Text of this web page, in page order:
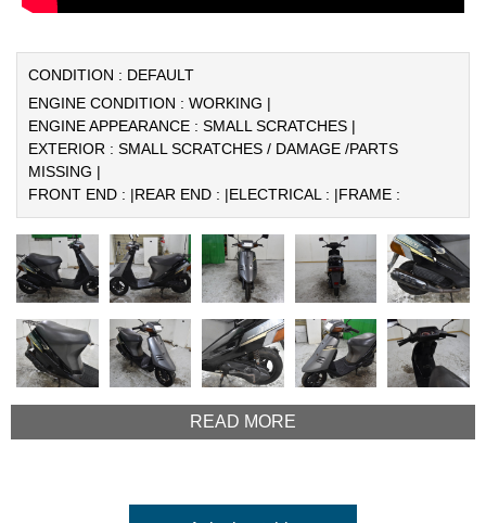
CONDITION : DEFAULT
ENGINE CONDITION : WORKING |
ENGINE APPEARANCE : SMALL SCRATCHES |
EXTERIOR : SMALL SCRATCHES / DAMAGE /PARTS
MISSING |
FRONT END : |REAR END : |ELECTRICAL : |FRAME :
READ MORE